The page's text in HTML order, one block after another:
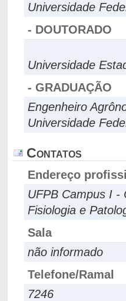
Universidade
- DOUTORADO
Universidade
- GRADUAÇÃO
Engenheiro
Universidade
Contatos
Endereço
UFPB Campus I -
Fisiologia e
Sala
não informado
Telefone/Ramal
7246